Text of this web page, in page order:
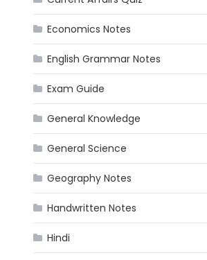
Economics Notes
English Grammar Notes
Exam Guide
General Knowledge
General Science
Geography Notes
Handwritten Notes
Hindi